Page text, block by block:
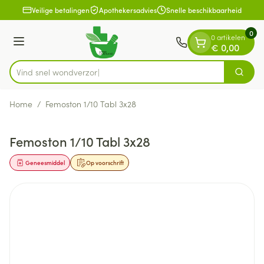
Ga naar de inhoud
1 van 1Veilige betalingen Apothekersadvies Snelle beschikbaarheid
Menu
Product, merk, categorie...
Vind snel Zoek
0 artikelen
€ 0,00
0
Home / Femoston 1/10 Tabl 3x28
Femoston 1/10 Tabl 3x28
Op voorschrift
Geneesmiddel